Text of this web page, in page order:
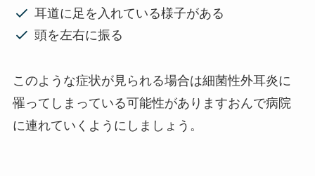
耳道に足を入れている様子がある
頭を左右に振る
このような症状が見られる場合は細菌性外耳炎に
罹ってしまっている可能性がありますおんで病院
に連れていくようにしましょう。